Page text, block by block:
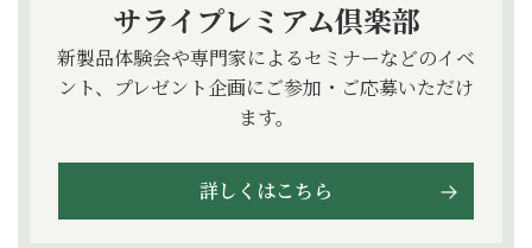
サライプレミアム倶楽部
新製品体験会や専門家によるセミナーなどのイベ
ント、プレゼント企画にご参加・ご応募いただけ
ます。
詳しくはこちら